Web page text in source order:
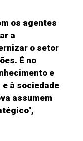
os agentes
a
o setor
É no
e
à sociedade
assumem